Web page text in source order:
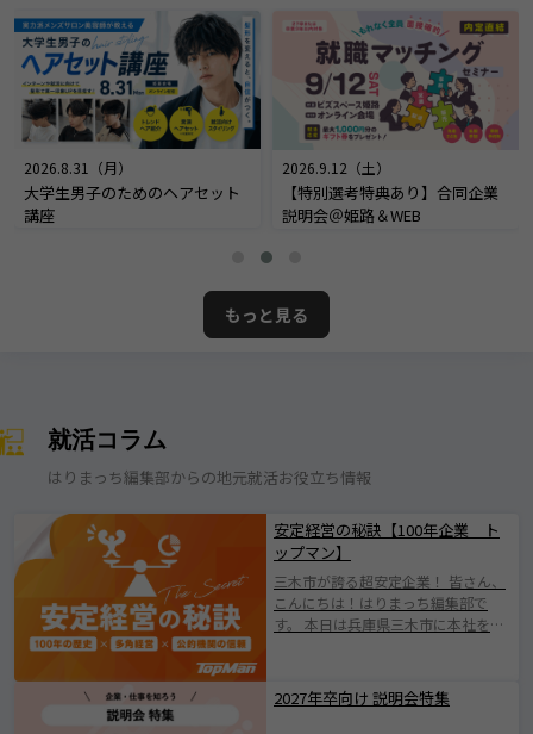
2026.8.31（月）
大学生男子のためのヘアセット
講座
2026.9.12（土）
【特別選考特典あり】合同企業
説明会＠姫路＆WEB
もっと見る
就活コラム
はりまっち編集部からの地元就活お役立ち情報
安定経営の秘訣【100年企業 ト
ップマン】
三木市が誇る超安定企業！ 皆さん、
こんにちは！はりまっち編集部で
す。 本日は兵庫県三木市に本社を構
1924年の創業以来、100年にわたり
地域とともに歩んできた歴史ある企
2027年卒向け 説明会特集